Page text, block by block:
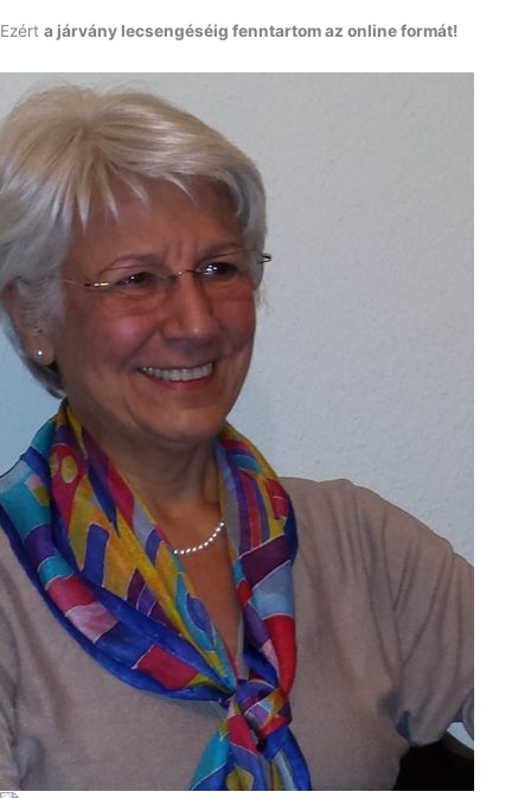
Ezért a járvány lecsengéséig fenntartom az online formát!